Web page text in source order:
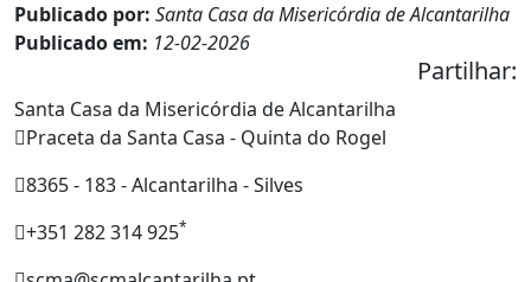
Publicado por: Santa Casa da Misericórdia de Alcantarilha
Publicado em: 12-02-2026
Partilhar:
Santa Casa da Misericórdia de Alcantarilha
Praceta da Santa Casa - Quinta do Rogel
8365 - 183 - Alcantarilha - Silves
+351 282 314 925*